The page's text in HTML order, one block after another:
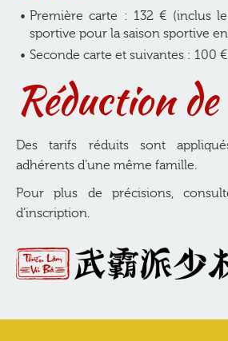
Première carte : 132 € (inclus
sportive pour la saison sportive
Seconde carte et suivantes : 100
Réduction
Des tarifs réduits sont
adhérents d’une même famille.
Pour plus de précisions,
d’inscription.